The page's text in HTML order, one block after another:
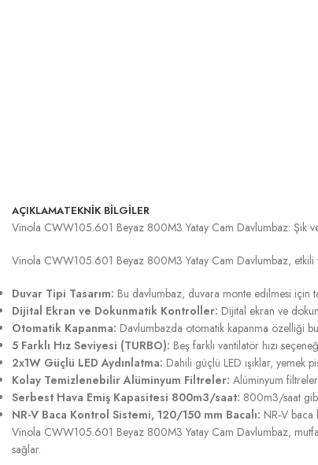
AÇIKLAMATEKNİK BİLGİLER
Vinola CWW105.601 Beyaz 800M3 Yatay Cam Davlumbaz: Şık
Vinola CWW105.601 Beyaz 800M3 Yatay Cam Davlumbaz, etkili
Duvar Tipi Tasarım: Bu davlumbaz, duvara monte edilmesi için
Dijital Ekran ve Dokunmatik Kontroller: Dijital ekran ve
Otomatik Kapanma: Davlumbazda otomatik kapanma özelliği
5 Farklı Hız Seviyesi (TURBO): Beş farklı vantilatör hızı
2x1W Güçlü LED Aydınlatma: Dahili güçlü LED ışıklar, yemek
Kolay Temizlenebilir Alüminyum Filtreler: Alüminyum filtreler
Serbest Hava Emiş Kapasitesi 800m3/saat: 800m3/saat gibi
NR-V Baca Kontrol Sistemi, 120/150 mm Bacalı: NR-V baca
Vinola CWW105.601 Beyaz 800M3 Yatay Cam Davlumbaz,
sağlar.